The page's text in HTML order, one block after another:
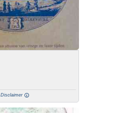
Disclaimer